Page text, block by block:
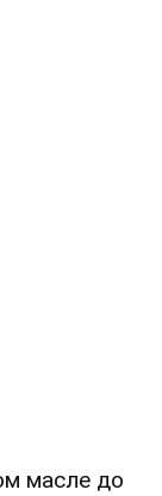
масле до